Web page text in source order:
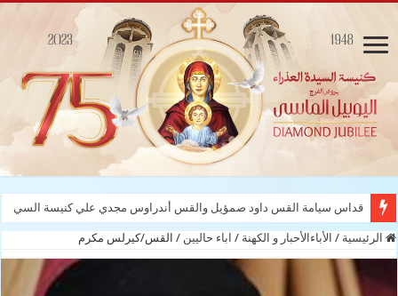
قداس سيامة القس داود صمؤيل والقس أندراوس مجدي علي كنيسة السيدة
الرئيسية / الأباءالأحبار و الكهنة / اباء حاليين / القس/كيرلس مكرم